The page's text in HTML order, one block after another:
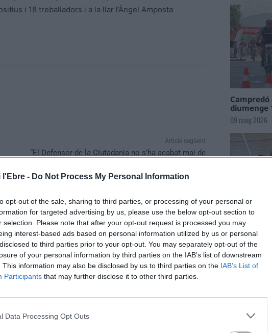
l'Ebre - Do Not Process My Personal Information
opt-out of the sale, sharing to third parties, or processing of your personal or
for targeted advertising by us, please use the below opt-out section to
selection. Please note that after your opt-out request is processed you may
interest-based ads based on personal information utilized by us or personal
to third parties prior to your opt-out. You may separately opt-out of the
of your personal information by third parties on the IAB’s list of downstream
This information may also be disclosed by us to third parties on the IAB’s List of
Participants that may further disclose it to other third parties.
Data Processing Opt Outs
i 18 treballadors i a la llar l’Àngel Amposta
Article següent
“El Defensor de la Ciutadania no s’ha acabat mai de
diumenge
09 maig 2026
El
el tram
09 maig 2026